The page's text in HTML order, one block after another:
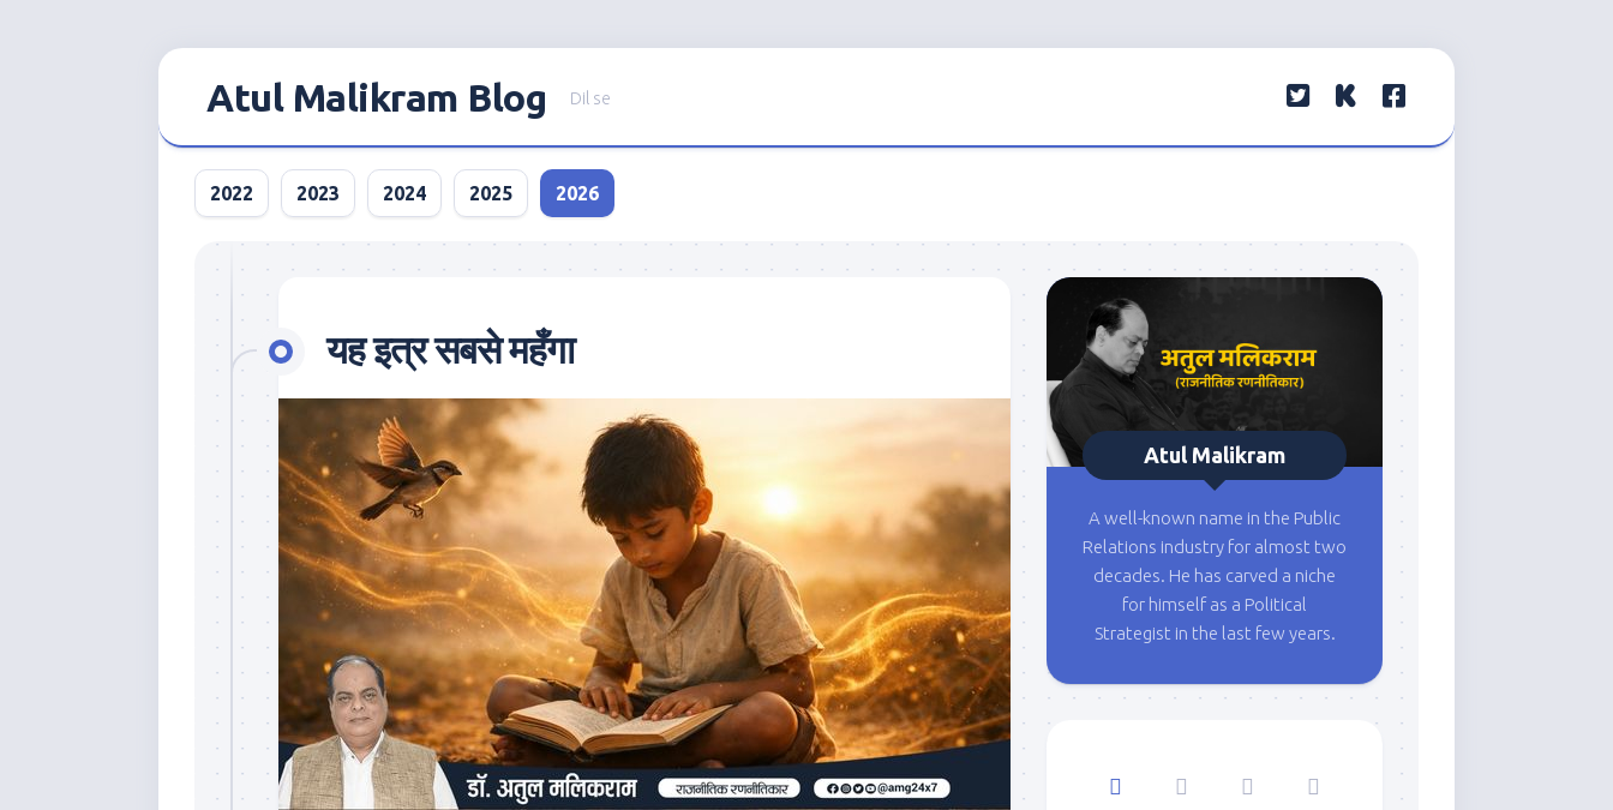
Atul Malikram Blog Dil se
2022 2023 2024 2025 2026
यह इत्र सबसे महँगा
Atul Malikram
A well-known name in the Public
Relations industry for almost two
decades. He has carved a niche
for himself as a Political
Strategist in the last few years.